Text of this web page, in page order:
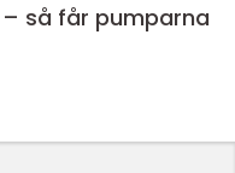
så får pumparna